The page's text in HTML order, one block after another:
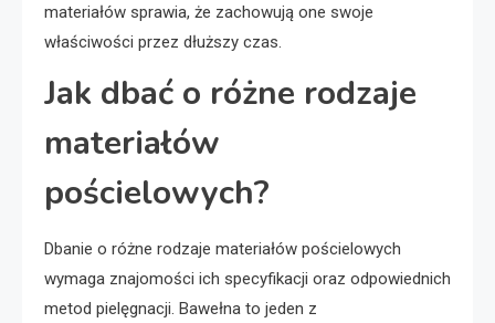
materiałów sprawia, że zachowują one swoje
właściwości przez dłuższy czas.
Jak dbać o różne rodzaje
materiałów
pościelowych?
Dbanie o różne rodzaje materiałów pościelowych
wymaga znajomości ich specyfikacji oraz odpowiednich
metod pielęgnacji. Bawełna to jeden z